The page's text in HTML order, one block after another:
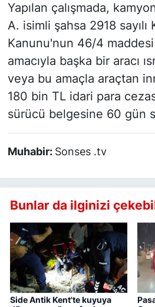
Yapılan çalışmada,
A. isimli şahsa 2918 sayılı
Kanunu'nun 46/4 maddesi
amacıyla başka bir aracı
veya bu amaçla araçtan
180 bin TL idari para
sürücü belgesine 60 gün
Muhabir: Sonses .tv
Bunlar da ilginizi
Side Antik Kent'te kuyuya